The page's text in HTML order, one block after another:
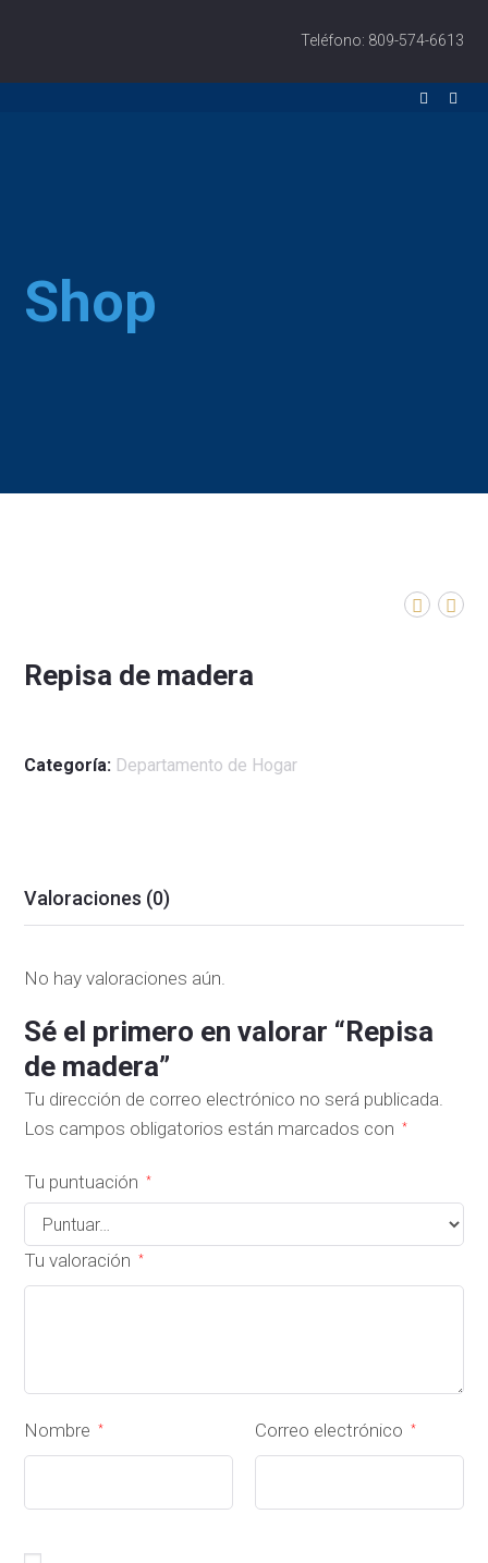
Teléfono: 809-574-6613
Shop
Repisa de madera
Categoría: Departamento de Hogar
Valoraciones (0)
No hay valoraciones aún.
Sé el primero en valorar “Repisa
de madera”
Tu dirección de correo electrónico no será publicada.
Los campos obligatorios están marcados con
*
Tu puntuación *
Tu valoración *
Nombre * Correo electrónico *